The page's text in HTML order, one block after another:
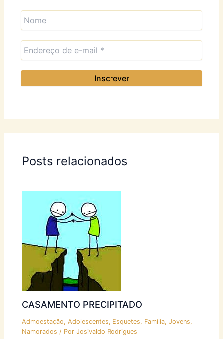
Posts relacionados
CASAMENTO PRECIPITADO
Admoestação,Adolescentes, Esquetes, Família,Jovens,
Namorados / PorJosivaldo Rodrigues